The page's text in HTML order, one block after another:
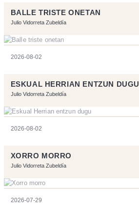
BALLE TRISTE ONETAN
Julio Vidorreta Zubeldía
2026-08-02
ESKUAL HERRIAN ENTZUN DUGU
Julio Vidorreta Zubeldía
2026-08-02
XORRO MORRO
Julio Vidorreta Zubeldía
2026-07-29